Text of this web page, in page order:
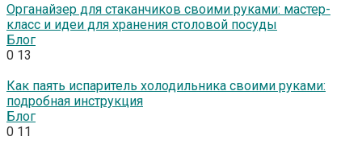
Органайзер для стаканчиков своими руками: мастер-
класс и идеи для хранения столовой посуды
Блог
0 13
Как паять испаритель холодильника своими руками:
подробная инструкция
Блог
0 11